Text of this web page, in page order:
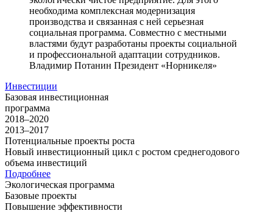
необходима комплексная модернизация
производства и связанная с ней серьезная
социальная программа. Совместно с местными
властями будут разработаны проекты социальной
и профессиональной адаптации сотрудников.
Владимир Потанин Президент «Норникеля»
Инвестиции
Базовая инвестиционная
программа
2018–2020
2013–2017
Потенциальные проекты роста
Новый инвестиционный цикл с ростом среднегодового
объема инвестиций
Подробнее
Экологическая программа
Базовые проекты
Повышение эффективности